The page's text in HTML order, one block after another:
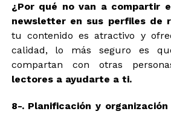
¿Por qué no van a compartir
newsletter en sus perfiles de
tu contenido es atractivo y
calidad, lo más seguro es
compartan con otras
lectores a ayudarte a ti.
8-. Planificación y